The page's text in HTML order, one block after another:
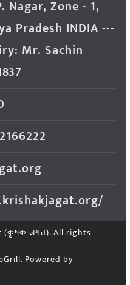
Nagar, Zone - 1,
Pradesh INDIA ---
Mr. Sachin
(कृषक जगत). All rights
Powered by